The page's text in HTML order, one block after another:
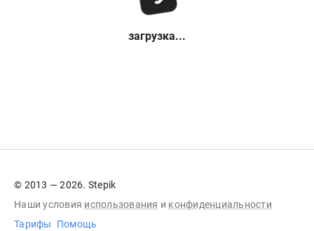
загрузка...
© 2013 — 2026. Stepik
Наши условия использования и конфиденциальности
Тарифы
Помощь